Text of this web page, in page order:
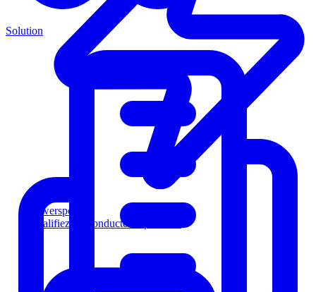
Powersports
Qualifiez les conducteurs plus vite
Solution